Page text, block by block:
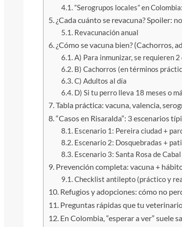
“Serogrupos locales” en
¿Cada cuánto se revacuna? Spoiler:
Revacunación anual
¿Cómo se vacuna bien? (Cachorros,
A) Para inmunizar, se requieren
B) Cachorros (en términos
C) Adultos al día
D) Si tu perro lleva 18 meses o
Tabla práctica: vacuna, valencia,
“Casos en Risaralda”: 3 escenarios
Escenario 1: Pereira ciudad +
Escenario 2: Dosquebradas +
Escenario 3: Santa Rosa de
Prevención completa: vacuna +
Checklist antilepto (práctico y
Refugios y adopciones: cómo no
Preguntas rápidas que tu
En Colombia, “esperar a ver” suele